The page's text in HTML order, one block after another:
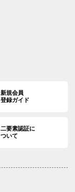
新規会員
登録ガイド
二要素認証に
ついて